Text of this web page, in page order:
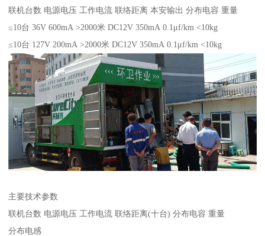
联机台数 电源电压 工作电流 联络距离 本安输出 分布电容 重量
≤10台 36V 600mA >2000米 DC12V 350mA 0.1μf/km <10kg
≤10台 127V 200mA >2000米 DC12V 350mA 0.1μf/km <10kg
主要技术参数
联机台数 电源电压 工作电流 联络距离(十台) 分布电容 重量
分布电感